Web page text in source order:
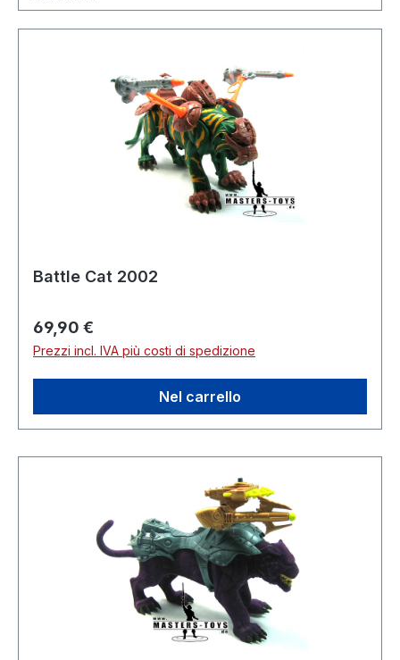
Battle Cat 2002
Prezzo normale:
69,90 €
Prezzi incl. IVA più costi di spedizione
Nel carrello